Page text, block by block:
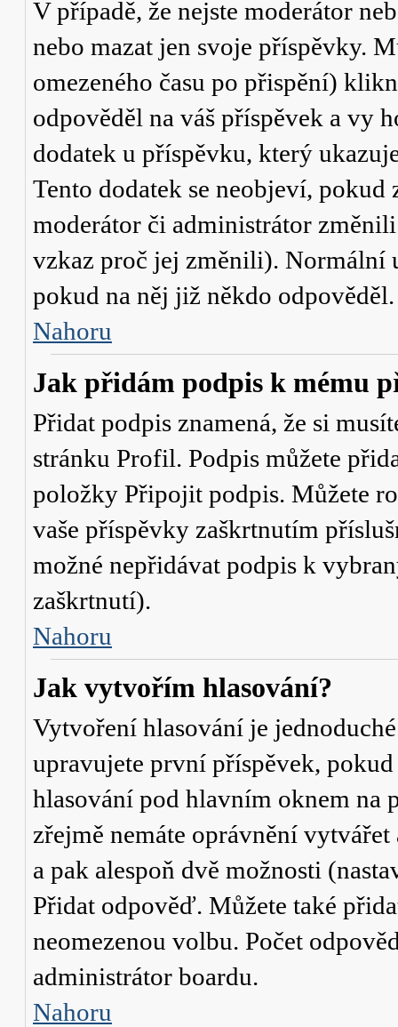
V případě, že nejste moderátor
nebo mazat jen svoje příspěvky.
omezeného času po přispění)
odpověděl na váš příspěvek a vy
dodatek u příspěvku, který
Tento dodatek se neobjeví,
moderátor či administrátor
vzkaz proč jej změnili). Normální
pokud na něj již někdo odpověděl.
Nahoru
Jak přidám podpis k mému
Přidat podpis znamená, že si
stránku Profil. Podpis můžete
položky Připojit podpis. Můžete
vaše příspěvky zaškrtnutím
možné nepřidávat podpis k
zaškrtnutí).
Nahoru
Jak vytvořím hlasování?
Vytvoření hlasování je
upravujete první příspěvek,
hlasování pod hlavním oknem na
zřejmě nemáte oprávnění
a pak alespoň dvě možnosti
Přidat odpověď. Můžete také
neomezenou volbu. Počet
administrátor boardu.
Nahoru